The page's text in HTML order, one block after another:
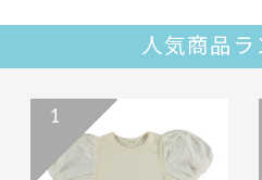
人気商品ラ
1